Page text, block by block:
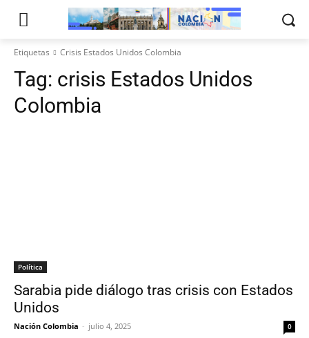
Etiquetas Crisis Estados Unidos Colombia
Tag: crisis Estados Unidos
Colombia
Política
Sarabia pide diálogo tras crisis con Estados
Unidos
Nación Colombia - julio 4, 2025 0